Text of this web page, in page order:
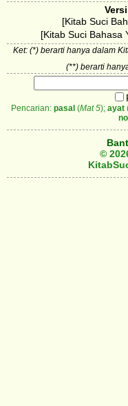
[Kitab Suci
[Kitab Suci Bahasa
Ket: (*) berarti hanya dalam
(**) berarti
Pencarian: pasal (Mat 5); ayat
©